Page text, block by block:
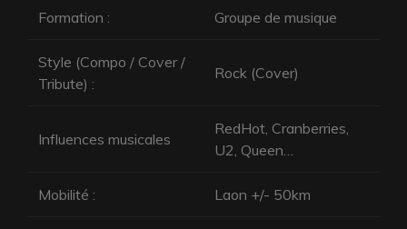
Formation : Groupe de musique
Style (Compo / Cover /
Tribute) :
Rock (Cover)
Influences musicales
RedHot, Cranberries,
U2, Queen…
Mobilité : Laon +/- 50km